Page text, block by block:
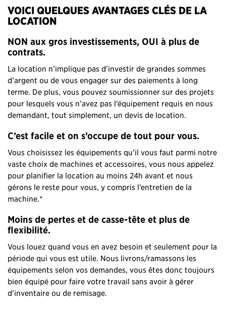
VOICI QUELQUES AVANTAGES CLÉS DE LA
LOCATION
NON aux gros investissements, OUI à plus de
contrats.
La location n’implique pas d’investir de grandes sommes
d’argent ou de vous engager sur des paiements à long
terme. De plus, vous pouvez soumissionner sur des projets
pour lesquels vous n’avez pas l’équipement requis en nous
demandant, tout simplement, un devis de location.
C’est facile et on s’occupe de tout pour vous.
Vous choisissez les équipements qu’il vous faut parmi notre
vaste choix de machines et accessoires, vous nous appelez
pour planifier la location au moins 24h avant et nous
gérons le reste pour vous, y compris l’entretien de la
machine.*
Moins de pertes et de casse-tête et plus de
flexibilité.
Vous louez quand vous en avez besoin et seulement pour la
période qui vous est utile. Nous livrons/ramassons les
équipements selon vos demandes, vous êtes donc toujours
bien équipé pour faire votre travail sans avoir à gérer
d’inventaire ou de remisage.